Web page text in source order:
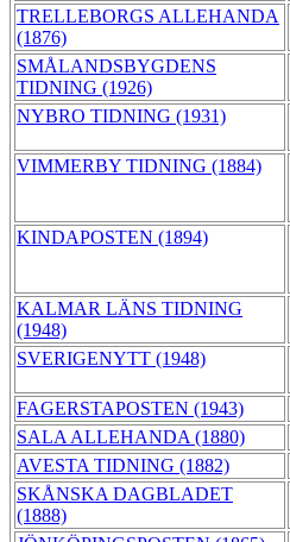
TRELLEBORGS ALLEHANDA
(1876)
SMÅLANDSBYGDENS
TIDNING (1926)
NYBRO TIDNING (1931)
VIMMERBY TIDNING (1884)
KINDAPOSTEN (1894)
KALMAR LÄNS TIDNING
(1948)
SVERIGENYTT (1948)
FAGERSTAPOSTEN (1943)
SALA ALLEHANDA (1880)
AVESTA TIDNING (1882)
SKÅNSKA DAGBLADET
(1888)